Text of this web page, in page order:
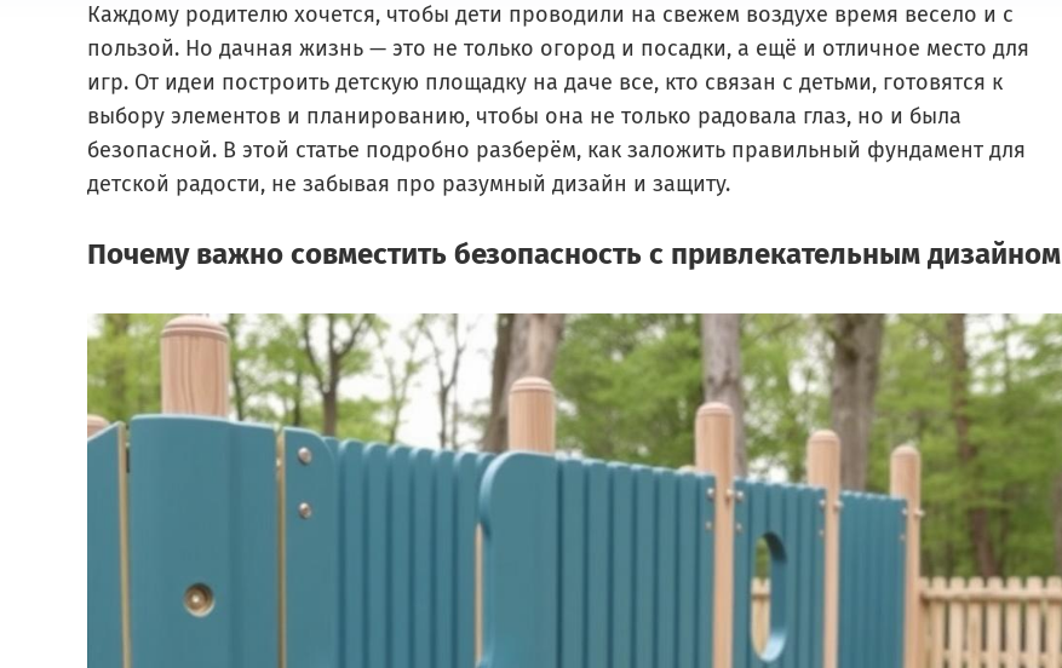
Каждому родителю хочется, чтобы дети проводили на свежем воздухе время весело и с
пользой. Но дачная жизнь — это не только огород и посадки, а ещё и отличное место для
игр. От идеи построить детскую площадку на даче все, кто связан с детьми, готовятся к
выбору элементов и планированию, чтобы она не только радовала глаз, но и была
безопасной. В этой статье подробно разберём, как заложить правильный фундамент для
детской радости, не забывая про разумный дизайн и защиту.
Почему важно совместить безопасность с привлекательным дизайном